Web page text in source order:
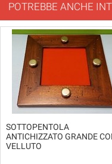
POTREBBE ANCHE
SOTTOPENTOLA
ANTICHIZZATO GRANDE
VELLUTO